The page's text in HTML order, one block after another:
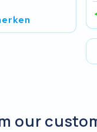
our